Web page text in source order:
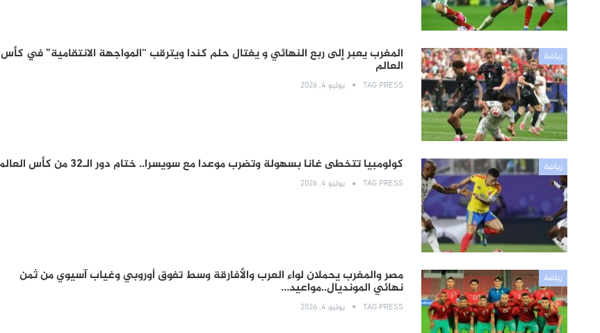
رياضة المغرب يعبر إلى ربع النهائي و يغتال حلم كندا ويترقب “المواجهة الانتقامية” في كأس
العالم
TAG PRESS يوليو 4, 2026
رياضة كولومبيا تتخطى غانا بسهولة وتضرب موعدا مع سويسرا.. ختام دور الـ32 من كأس العالم
TAG PRESS يوليو 4, 2026
رياضة مصر والمغرب يحملان لواء العرب والأفارقة وسط تفوق أوروبي وغياب آسيوي من ثمن
نهائي المونديال..مواعيد…
TAG PRESS يوليو 4, 2026